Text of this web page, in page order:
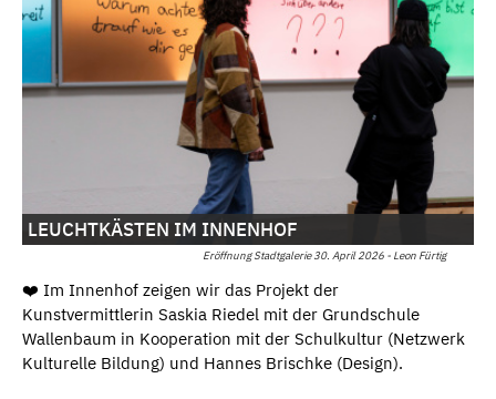
Eröffnung Stadtgalerie 30. April 2026 - Leon Fürtig
LEUCHTKÄSTEN IM INNENHOF
❤️ Im Innenhof zeigen wir das Projekt der
Kunstvermittlerin Saskia Riedel mit der Grundschule
Wallenbaum in Kooperation mit der Schulkultur (Netzwerk
Kulturelle Bildung) und Hannes Brischke (Design).